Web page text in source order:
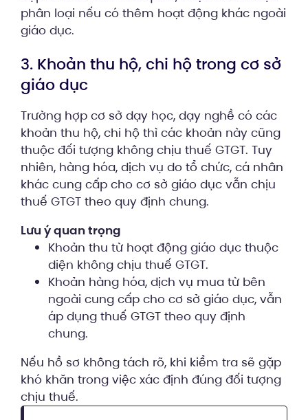
phân loại nếu có thêm hoạt động khác ngoài
giáo dục.
3. Khoản thu hộ, chi hộ trong cơ sở
giáo dục
Trường hợp cơ sở dạy học, dạy nghề có các
khoản thu hộ, chi hộ thì các khoản này cũng
thuộc đối tượng không chịu thuế GTGT. Tuy
nhiên, hàng hóa, dịch vụ do tổ chức, cá nhân
khác cung cấp cho cơ sở giáo dục vẫn chịu
thuế GTGT theo quy định chung.
Lưu ý quan trọng
Khoản thu từ hoạt động giáo dục thuộc
diện không chịu thuế GTGT.
Khoản hàng hóa, dịch vụ mua từ bên
ngoài cung cấp cho cơ sở giáo dục, vẫn
áp dụng thuế GTGT theo quy định
chung.
Nếu hồ sơ không tách rõ, khi kiểm tra sẽ gặp
khó khăn trong việc xác định đúng đối tượng
chịu thuế.